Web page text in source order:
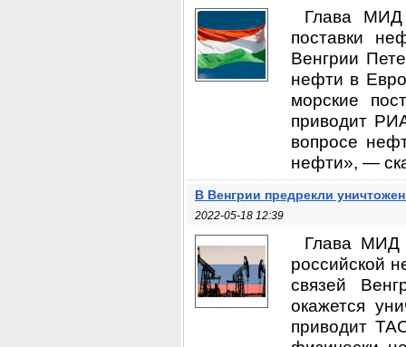
Глава МИД
поставки
Венгрии
нефти в
морские
приводит
вопросе
нефти», —
В Венгрии предрекли
2022-05-18 12:39
Глава МИД
российской
связей
окажется
приводит